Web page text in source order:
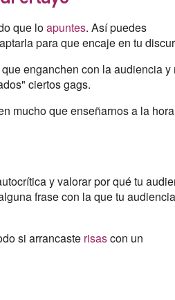
que loapuntes. Así puedes
para que encaje en tu
enganchen con la audiencia y
ciertos gags.
mucho que enseñarnos a la
y valorar por qué tu
frase con la que tu
si arrancaste risascon un